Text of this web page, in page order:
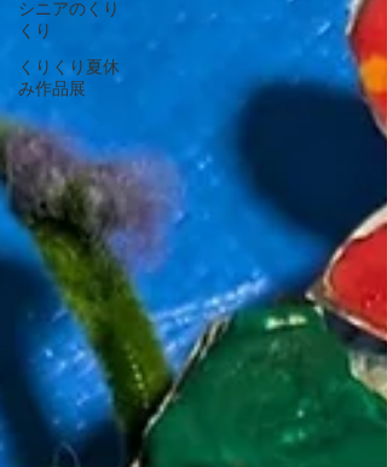
シニアのくり
くり
くりくり夏休
み作品展